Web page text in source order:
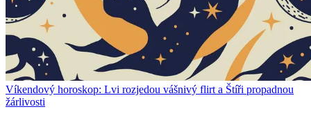
Víkendový horoskop: Lvi rozjedou vášnivý flirt a Štíři propadnou
žárlivosti